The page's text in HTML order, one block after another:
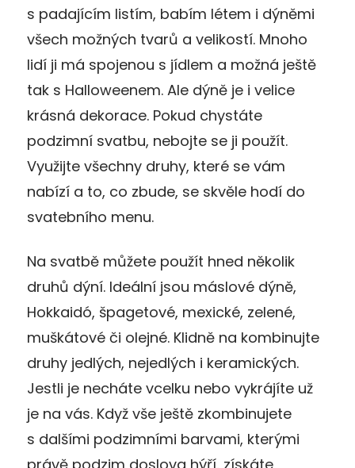
s padajícím listím, babím létem i dýněmi
všech možných tvarů a velikostí. Mnoho
lidí ji má spojenou s jídlem a možná ještě
tak s Halloweenem. Ale dýně je i velice
krásná dekorace. Pokud chystáte
podzimní svatbu, nebojte se ji použít.
Využijte všechny druhy, které se vám
nabízí a to, co zbude, se skvěle hodí do
svatebního menu.
Na svatbě můžete použít hned několik
druhů dýní. Ideální jsou máslové dýně,
Hokkaidó, špagetové, mexické, zelené,
muškátové či olejné. Klidně na kombinujte
druhy jedlých, nejedlých i keramických.
Jestli je necháte vcelku nebo vykrájíte už
je na vás. Když vše ještě zkombinujete
s dalšími podzimními barvami, kterými